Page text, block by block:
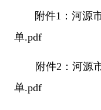
附件1：河源
单.pdf
附件2：河源
单.pdf